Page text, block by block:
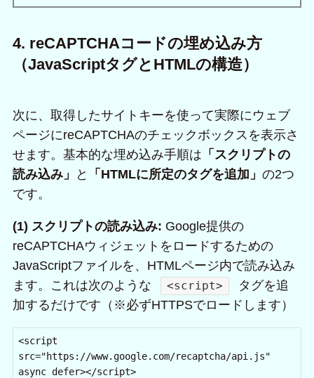
4. reCAPTCHAコードの埋め込み方
（JavaScriptタグとHTMLの構造）
次に、取得したサイトキーを使って実際にウェブ
ページにreCAPTCHAのチェックボックスを表示さ
せます。基本的な埋め込み手順は 「スクリプトの
読み込み」
と 「HTMLに所定のタグを追加」 の2つ
です。
(1) スクリプトの読み込み: Google提供の
reCAPTCHAウィジェットをロードするための
JavaScriptファイルを、HTMLページ内で読み込み
ます。これは次のような
<script>
タグを追
加するだけです（※必ずHTTPSでロードします）
<script
src="https://www.google.com/recaptcha/api.js"
async defer></script>